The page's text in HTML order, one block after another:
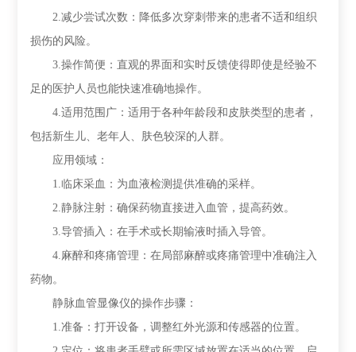
2.减少尝试次数：降低多次穿刺带来的患者不适和组织
损伤的风险。
3.操作简便：直观的界面和实时反馈使得即使是经验不
足的医护人员也能快速准确地操作。
4.适用范围广：适用于各种年龄段和皮肤类型的患者，
包括新生儿、老年人、肤色较深的人群。
应用领域：
1.临床采血：为血液检测提供准确的采样。
2.静脉注射：确保药物直接进入血管，提高药效。
3.导管插入：在手术或长期输液时插入导管。
4.麻醉和疼痛管理：在局部麻醉或疼痛管理中准确注入
药物。
静脉血管显像仪的操作步骤：
1.准备：打开设备，调整红外光源和传感器的位置。